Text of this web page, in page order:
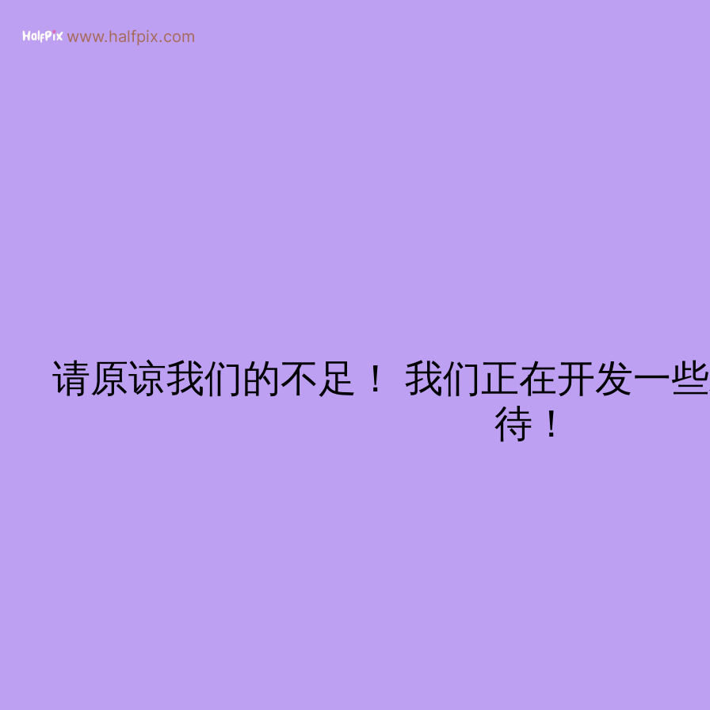
www.halfpix.com
请原谅我们的不足！ 我们正在开发一
待！